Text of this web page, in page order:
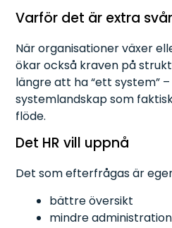
Varför det är extra
När organisationer växer
ökar också kraven på
längre att ha “ett system”
systemlandskap som
flöde.
Det HR vill uppnå
Det som efterfrågas är
bättre översikt
mindre administration